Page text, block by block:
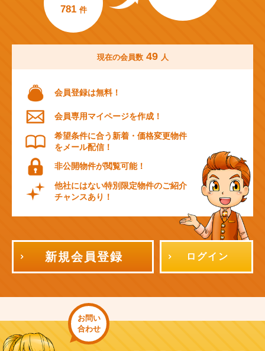
781 件
現在の会員数 49 人
会員登録は無料！
会員専用マイページを作成！
希望条件に合う新着・価格変更物件
をメール配信！
非公開物件が閲覧可能！
他社にはない特別限定物件のご紹介
チャンスあり！
新規会員登録 ログイン
お問い
合わせ